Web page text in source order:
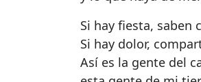
Si hay fiesta, saben
Si hay dolor,
Así es la gente del